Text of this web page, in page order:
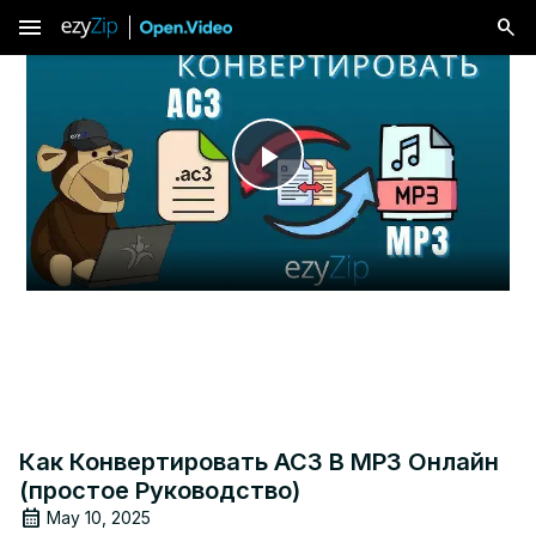
menu
Play
Video
Как Конвертировать AC3 В MP3 Онлайн
(простое Руководство)
May 10, 2025